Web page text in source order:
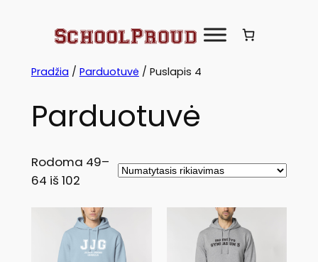
Pradžia / Parduotuvė / Puslapis 4
Parduotuvė
Rodoma 49–
64 iš 102